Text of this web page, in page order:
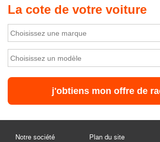
La cote de votre voiture
Notre société
Plan du site